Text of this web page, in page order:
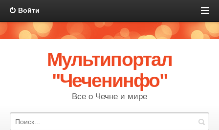
Войти
Мультипортал
"Чеченинфо"
Все о Чечне и мире